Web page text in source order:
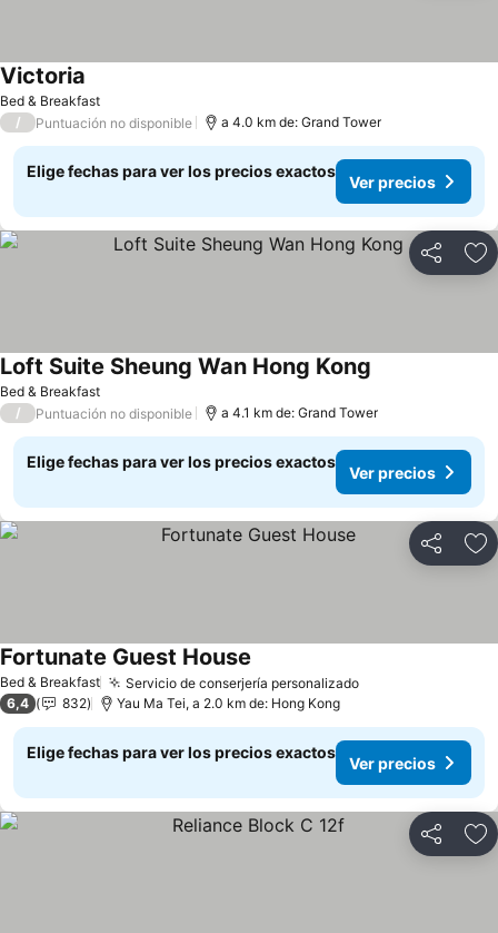
Bed & Breakfast
Victoria
/ Puntuación no disponible a 4.0 km de: Grand Tower
Elige fechas para ver los precios exactos
Ver precios
Compartir
Bed & Breakfast
Loft Suite Sheung Wan Hong Kong
/ Puntuación no disponible a 4.1 km de: Grand Tower
Elige fechas para ver los precios exactos
Ver precios
Compartir
Bed & Breakfast Servicio de conserjería personalizadoVer precios
Fortunate Guest House
6,4 832 Yau Ma Tei, a 2.0 km de: Hong Kong
Elige fechas para ver los precios exactos
Ver precios
Compartir